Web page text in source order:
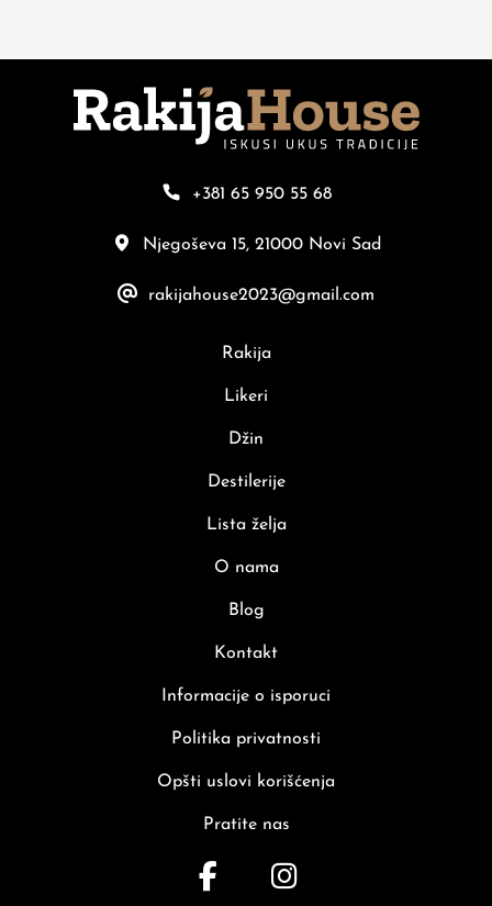
+381 65 950 55 68
Njegoševa 15, 21000 Novi Sad
rakijahouse2023@gmail.com
Rakija
Likeri
Džin
Destilerije
Lista želja
O nama
Blog
Kontakt
Informacije o isporuci
Politika privatnosti
Opšti uslovi korišćenja
Pratite nas